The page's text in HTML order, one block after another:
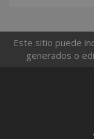
Este sitio puede
generados o